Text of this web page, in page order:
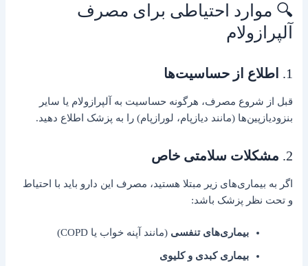
🔍 موارد احتیاطی برای مصرف
آلپرازولام
1. اطلاع از حساسیت‌ها
قبل از شروع مصرف، هرگونه حساسیت به آلپرازولام یا سایر
بنزودیازپین‌ها (مانند دیازپام، لورازپام) را به پزشک اطلاع دهید.
2. مشکلات سلامتی خاص
اگر به بیماری‌های زیر مبتلا هستید، مصرف این دارو باید با احتیاط
و تحت نظر پزشک باشد:
بیماری‌های تنفسی (مانند آپنه خواب یا COPD)
بیماری کبدی و کلیوی